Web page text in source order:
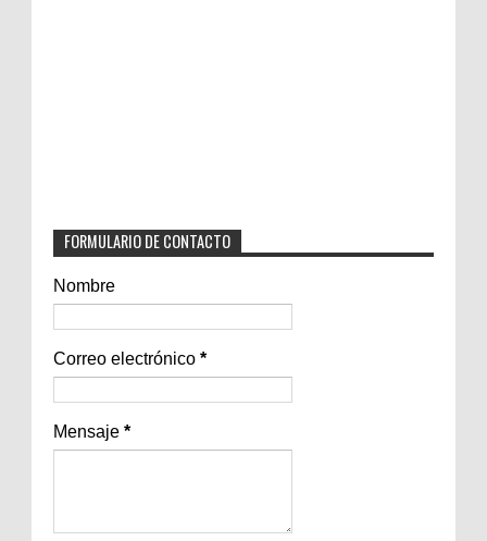
FORMULARIO DE CONTACTO
Nombre
Correo electrónico *
Mensaje *